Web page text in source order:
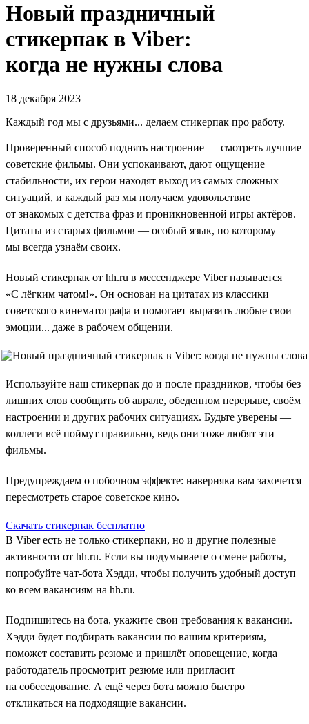
Новый праздничный
стикерпак в Viber:
когда не нужны слова
18 декабря 2023
Каждый год мы с друзьями... делаем стикерпак про работу.
Проверенный способ поднять настроение — смотреть лучшие
советские фильмы. Они успокаивают, дают ощущение
стабильности, их герои находят выход из самых сложных
ситуаций, и каждый раз мы получаем удовольствие
от знакомых с детства фраз и проникновенной игры актёров.
Цитаты из старых фильмов — особый язык, по которому
мы всегда узнаём своих.
Новый стикерпак от hh.ru в мессенджере Viber называется
«С лёгким чатом!». Он основан на цитатах из классики
советского кинематографа и помогает выразить любые свои
эмоции... даже в рабочем общении.
Используйте наш стикерпак до и после праздников, чтобы без
лишних слов сообщить об аврале, обеденном перерыве, своём
настроении и других рабочих ситуациях. Будьте уверены —
коллеги всё поймут правильно, ведь они тоже любят эти
фильмы.
Предупреждаем о побочном эффекте: наверняка вам захочется
пересмотреть старое советское кино.
Скачать стикерпак бесплатно
В Viber есть не только стикерпаки, но и другие полезные
активности от hh.ru. Если вы подумываете о смене работы,
попробуйте чат-бота Хэдди, чтобы получить удобный доступ
ко всем вакансиям на hh.ru.
Подпишитесь на бота, укажите свои требования к вакансии.
Хэдди будет подбирать вакансии по вашим критериям,
поможет составить резюме и пришлёт оповещение, когда
работодатель просмотрит резюме или пригласит
на собеседование. А ещё через бота можно быстро
откликаться на подходящие вакансии.